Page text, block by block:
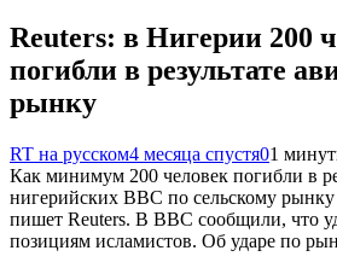
Reuters: в Нигерии 200
погибли в результате
рынку
RT на русском4 месяца спустя01
Как минимум 200 человек погибли в
нигерийских ВВС по сельскому
пишет Reuters. В ВВС сообщили, что
позициям исламистов. Об ударе по